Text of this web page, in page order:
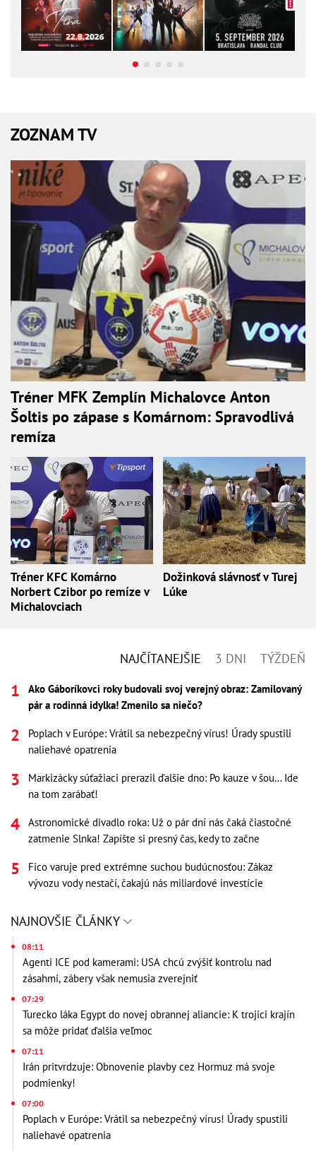
ZOZNAM TV
Tréner MFK Zemplín Michalovce Anton
Šoltis po zápase s Komárnom: Spravodlivá
remíza
Tréner KFC Komárno
Norbert Czibor po remíze v
Michalovciach
Dožinková slávnosť v Turej
Lúke
NAJČÍTANEJŠIE 3 DNI TÝŽDEŇ
Ako Gáboríkovci roky budovali svoj verejný obraz: Zamilovaný
pár a rodinná idylka! Zmenilo sa niečo?
Poplach v Európe: Vrátil sa nebezpečný vírus! Úrady spustili
naliehavé opatrenia
Markizácky súťažiaci prerazil ďalšie dno: Po kauze v šou... Ide
na tom zarábať!
Astronomické divadlo roka: Už o pár dní nás čaká čiastočné
zatmenie Slnka! Zapíšte si presný čas, kedy to začne
Fico varuje pred extrémne suchou budúcnosťou: Zákaz
vývozu vody nestačí, čakajú nás miliardové investície
NAJNOVŠIE ČLÁNKY
08:11
Agenti ICE pod kamerami: USA chcú zvýšiť kontrolu nad
zásahmi, zábery však nemusia zverejniť
07:29
Turecko láka Egypt do novej obrannej aliancie: K trojici krajín
sa môže pridať ďalšia veľmoc
07:11
Irán pritvrdzuje: Obnovenie plavby cez Hormuz má svoje
podmienky!
07:00
Poplach v Európe: Vrátil sa nebezpečný vírus! Úrady spustili
naliehavé opatrenia